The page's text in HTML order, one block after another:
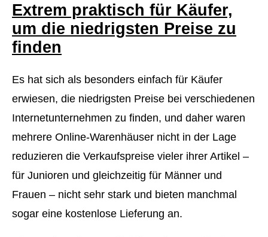
Extrem praktisch für Käufer,
um die niedrigsten Preise zu
finden
Es hat sich als besonders einfach für Käufer
erwiesen, die niedrigsten Preise bei verschiedenen
Internetunternehmen zu finden, und daher waren
mehrere Online-Warenhäuser nicht in der Lage
reduzieren die Verkaufspreise vieler ihrer Artikel –
für Junioren und gleichzeitig für Männer und
Frauen – nicht sehr stark und bieten manchmal
sogar eine kostenlose Lieferung an.